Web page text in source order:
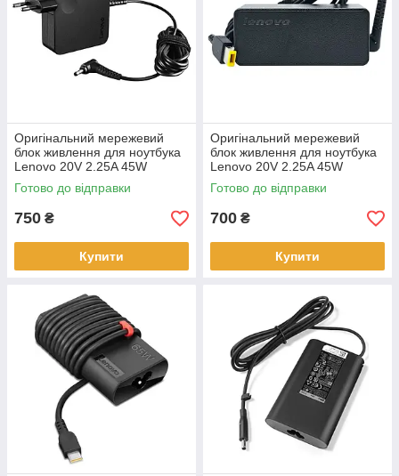
Оригінальний мережевий
блок живлення для ноутбука
Lenovo 20V 2.25A 45W
4.0*1.7 mm квадратний
Готово до відправки
750 ₴
Купити
Оригінальний мережевий
блок живлення для ноутбука
Lenovo 20V 2.25A 45W
square USB без кабеля 220V
Готово до відправки
700 ₴
Купити